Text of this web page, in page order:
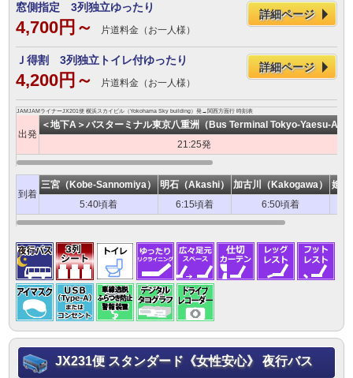
窓側指定 3列独立ゆったり
4,700円～ 片道料金（お一人様）
詳細ページ
Ｊ得割 3列独立トイレ付ゆったり
4,200円～ 片道料金（お一人様）
詳細ページ
JAMJAMライナーJX201便 横浜スカイビル（Yokohama Sky building）発→関西方面行 時刻表
出発
＜地下A＞バスターミナル東京八重洲（Bus Terminal Tokyo-Yaesu-A）
21:25発
到着
三宮（Kobe-Sannomiya） 明石（Akashi） 加古川（Kakogawa）
姫
5:40頃着
6:15頃着 6:50頃着
JX231便 スタンダード《女性安心》 夜行バス